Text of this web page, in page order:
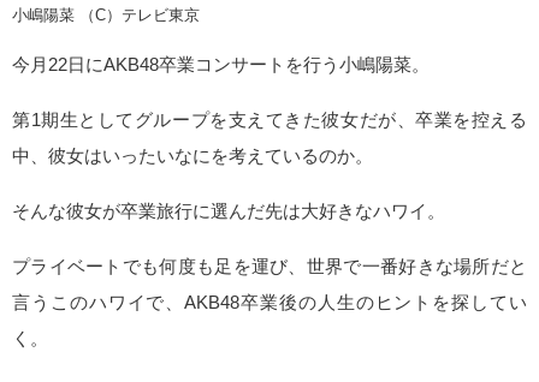
小嶋陽菜 （C）テレビ東京
今月22日にAKB48卒業コンサートを行う小嶋陽菜。
第1期生としてグループを支えてきた彼女だが、卒業を控える
中、彼女はいったいなにを考えているのか。
そんな彼女が卒業旅行に選んだ先は大好きなハワイ。
プライベートでも何度も足を運び、世界で一番好きな場所だと
言うこのハワイで、AKB48卒業後の人生のヒントを探してい
く。